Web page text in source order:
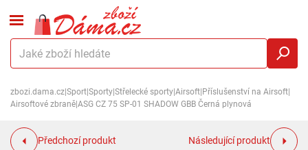
zbozi.dama.cz Sport Sporty Střelecké sporty Airsoft Příslušenství na Airsoft
Airsoftové zbraně ASG CZ 75 SP-01 SHADOW GBB Černá plynová
Předchozí produkt Následující produkt